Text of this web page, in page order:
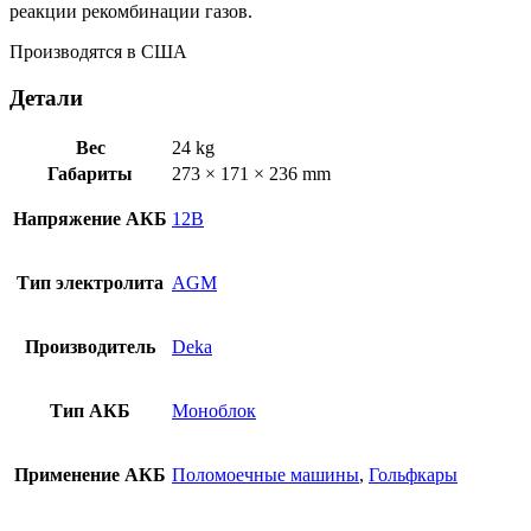
реакции рекомбинации газов.
Производятся в США
Детали
Вес
24 kg
Габариты
273 × 171 × 236 mm
Напряжение АКБ 12В
Тип электролита AGM
Производитель Deka
Тип АКБ Моноблок
Применение АКБ Поломоечные машины, Гольфкары